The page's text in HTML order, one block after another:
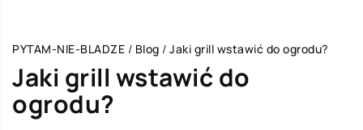
PYTAM-NIE-BLADZE / Blog / Jaki grill wstawić do ogrodu?
Jaki grill wstawić do
ogrodu?